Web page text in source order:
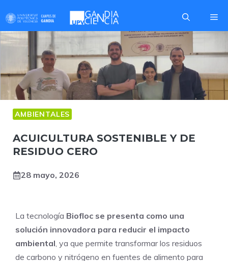
contenido
AMBIENTALES
ACUICULTURA SOSTENIBLE Y DE
RESIDUO CERO
28 mayo, 2026
La tecnología Biofloc se presenta como una
solución innovadora para reducir el impacto
ambiental , ya que permite transformar los residuos
de carbono y nitrógeno en fuentes de alimento para